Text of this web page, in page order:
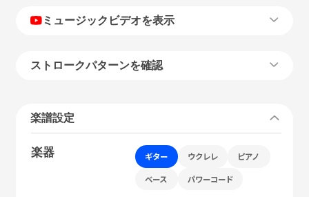
ミュージックビデオを表示
ストロークパターンを確認
楽譜設定
楽器 ギター ウクレレ ピアノ
ベース パワーコード